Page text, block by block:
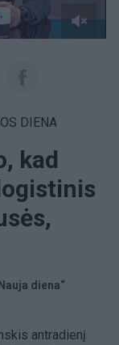
DIENA
kad
diena“
antradienį